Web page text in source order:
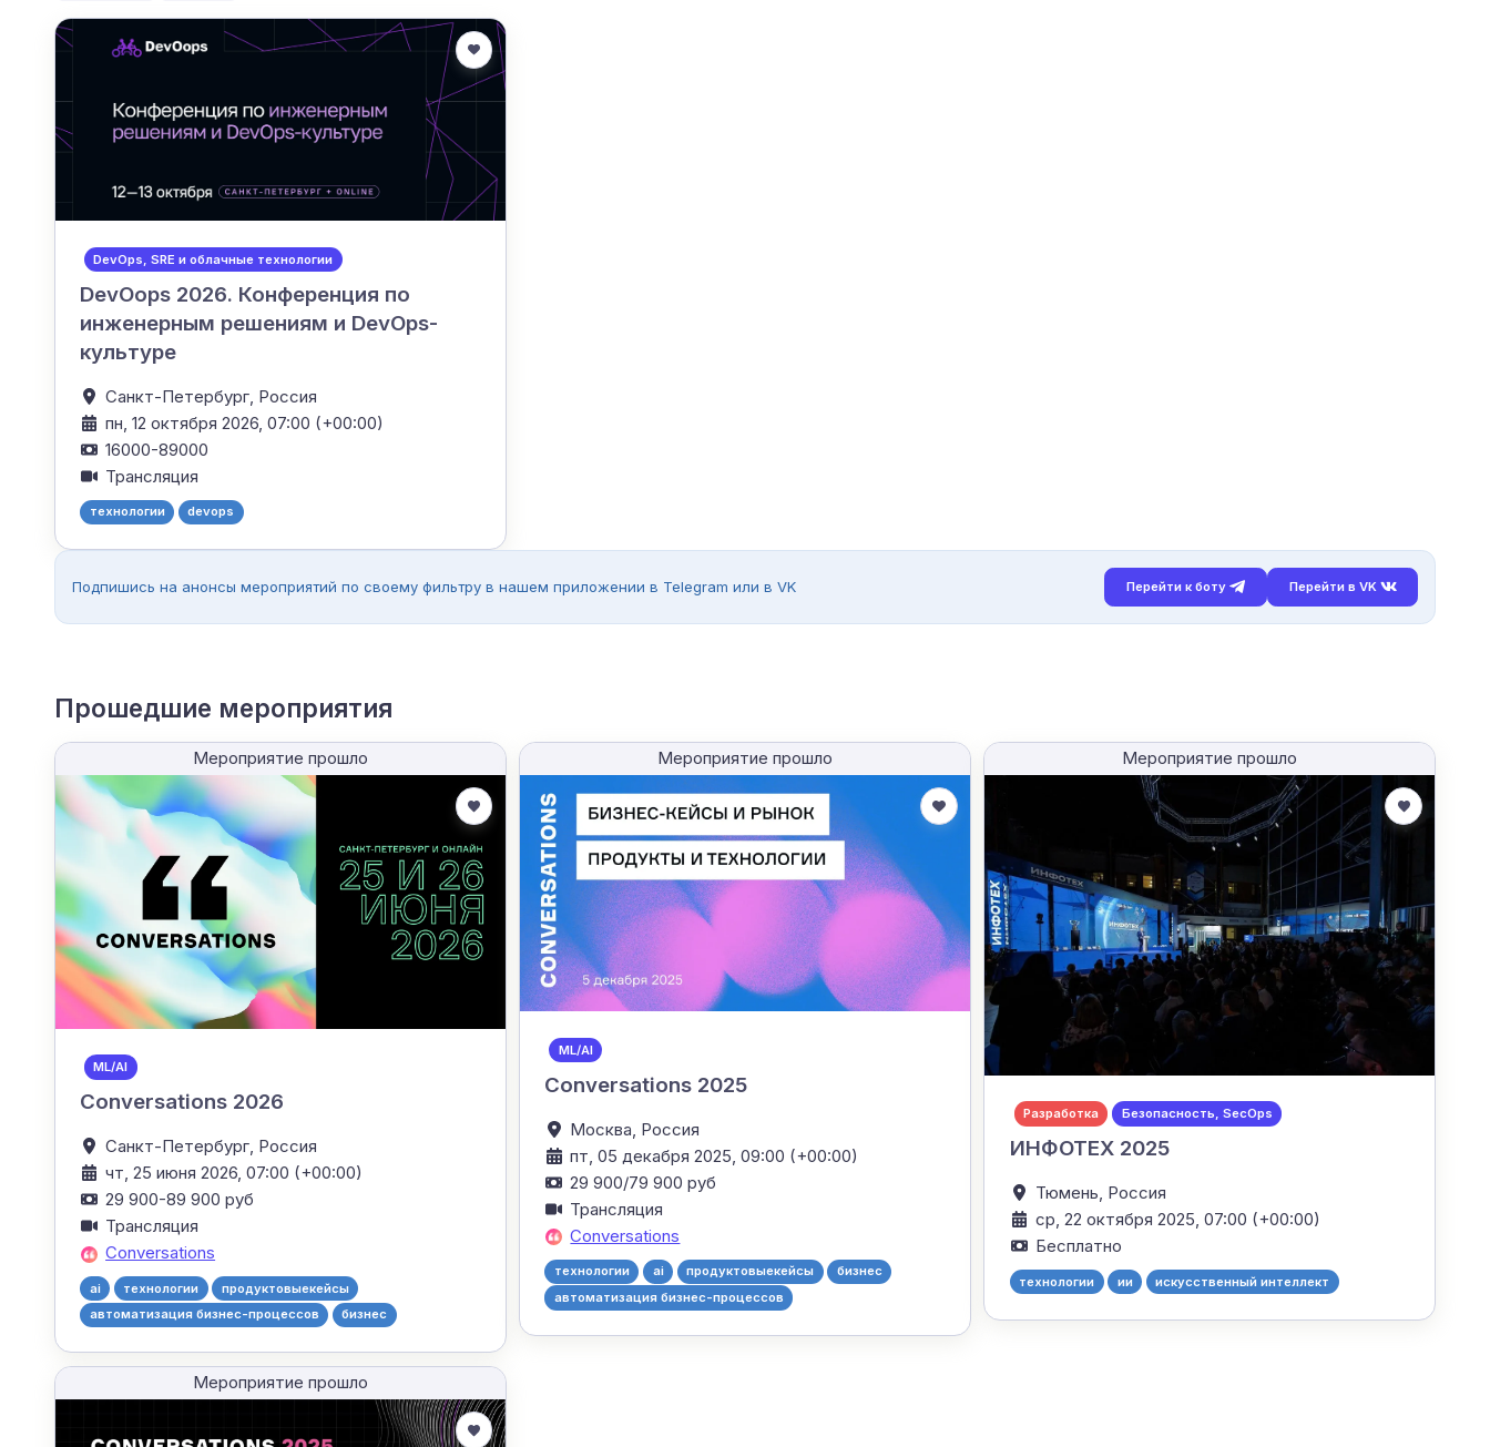
DevOps, SRE и облачные технологии
DevOops 2026. Конференция по
инженерным решениям и DevOps-
культуре
Санкт-Петербург, Россия
пн, 12 октября 2026, 07:00 (+00:00)
16000-89000
Трансляция
технологии devops
Подпишись на анонсы мероприятий по своему фильтру в нашем приложении в Telegram или в VK Перейти к боту Перейти в VK
Прошедшие мероприятия
Мероприятие прошло
ML/AI
Conversations 2026
Санкт-Петербург, Россия
чт, 25 июня 2026, 07:00 (+00:00)
29 900-89 900 руб
Трансляция
Conversations
ai технологии
продуктовыекейсы
автоматизация бизнес-процессов
бизнес
Мероприятие прошло
ML/AI
Conversations 2025
Москва, Россия
пт, 05 декабря 2025, 09:00 (+00:00)
29 900/79 900 руб
Трансляция
Conversations
технологии ai продуктовыекейсы
бизнес
автоматизация бизнес-процессов
Мероприятие прошло
Разработка Безопасность, SecOps
ИНФОТЕХ 2025
Тюмень, Россия
ср, 22 октября 2025, 07:00 (+00:00)
Бесплатно
технологии ии искусственный интеллект
Мероприятие прошло